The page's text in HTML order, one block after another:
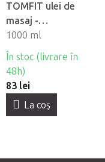
TOMFIT ulei de
masaj -
scortisoara
1000 ml
În stoc (livrare în
48h)
83 lei
La coş